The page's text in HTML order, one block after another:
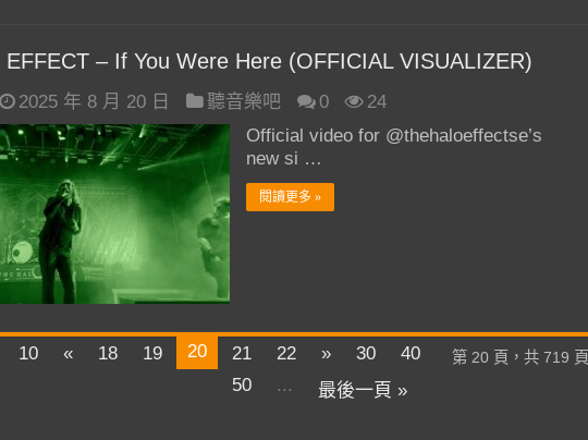
– If You Were Here (OFFICIAL VISUALIZER)
2025 年 8 月 20 日 聽音樂吧 0
24
Official video for @thehaloeffectse’s
new si …
閱讀更多 »
第 20 頁，共 719 頁
10 « 18 19 20 21 22 » 30
40
50
... 最後一頁 »